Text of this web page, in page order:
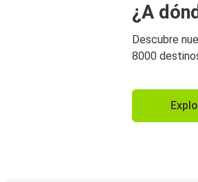
¿A
Descubre
8000